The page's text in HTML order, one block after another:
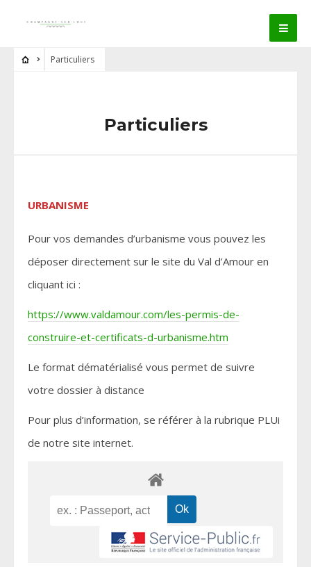
Particuliers
Particuliers
URBANISME
Pour vos demandes d’urbanisme vous pouvez les
déposer directement sur le site du Val d’Amour en
cliquant ici :
https://www.valdamour.com/les-permis-de-
construire-et-certificats-d-urbanisme.htm
Le format dématérialisé vous permet de suivre
votre dossier à distance
Pour plus d’information, se référer à la rubrique PLUi
de notre site internet.